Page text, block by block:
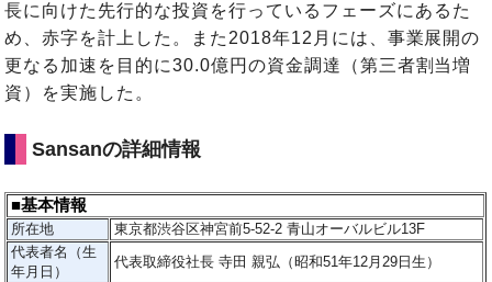
長に向けた先行的な投資を行っているフェーズにあるた
め、赤字を計上した。また2018年12月には、事業展開の
更なる加速を目的に30.0億円の資金調達（第三者割当増
資）を実施した。
Sansanの詳細情報
■基本情報
所在地
東京都渋谷区神宮前5-52-2 青山オーバルビル13F
代表者名（生
年月日）
代表取締役社長 寺田 親弘（昭和51年12月29日生）